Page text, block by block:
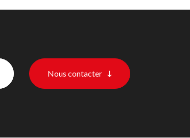
Nous contacter